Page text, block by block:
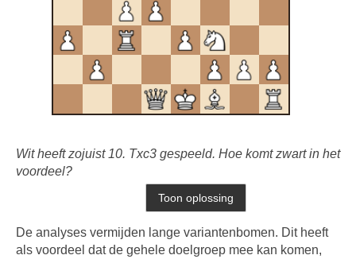
Wit heeft zojuist 10. Txc3 gespeeld. Hoe komt zwart in het
voordeel?
De analyses vermijden lange variantenbomen. Dit heeft
als voordeel dat de gehele doelgroep mee kan komen,